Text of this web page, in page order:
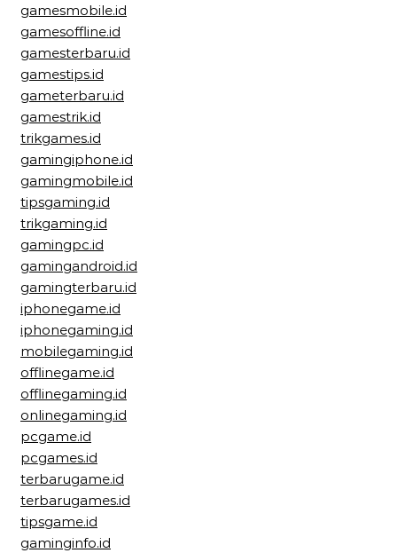
gamesmobile.id
gamesoffline.id
gamesterbaru.id
gamestips.id
gameterbaru.id
gamestrik.id
trikgames.id
gamingiphone.id
gamingmobile.id
tipsgaming.id
trikgaming.id
gamingpc.id
gamingandroid.id
gamingterbaru.id
iphonegame.id
iphonegaming.id
mobilegaming.id
offlinegame.id
offlinegaming.id
onlinegaming.id
pcgame.id
pcgames.id
terbarugame.id
terbarugames.id
tipsgame.id
gaminginfo.id